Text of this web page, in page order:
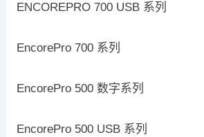
ENCOREPRO 700 USB 系列
EncorePro 700 系列
EncorePro 500 数字系列
EncorePro 500 USB 系列